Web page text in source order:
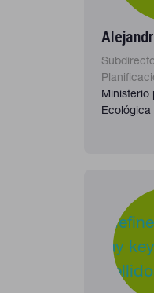
Ministerio
Ecológica
array key